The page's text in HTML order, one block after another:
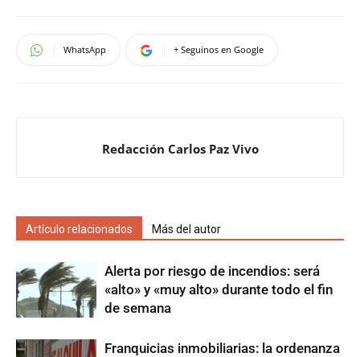
WhatsApp + Seguinos en Google
Redacción Carlos Paz Vivo
Artículo relacionados Más del autor
Alerta por riesgo de incendios: será
«alto» y «muy alto» durante todo el fin
de semana
Franquicias inmobiliarias: la ordenanza